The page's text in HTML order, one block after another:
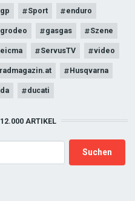
Sport enduro
gasgas Szene
eicma ServusTV video
Husqvarna
ducati
ARTIKEL